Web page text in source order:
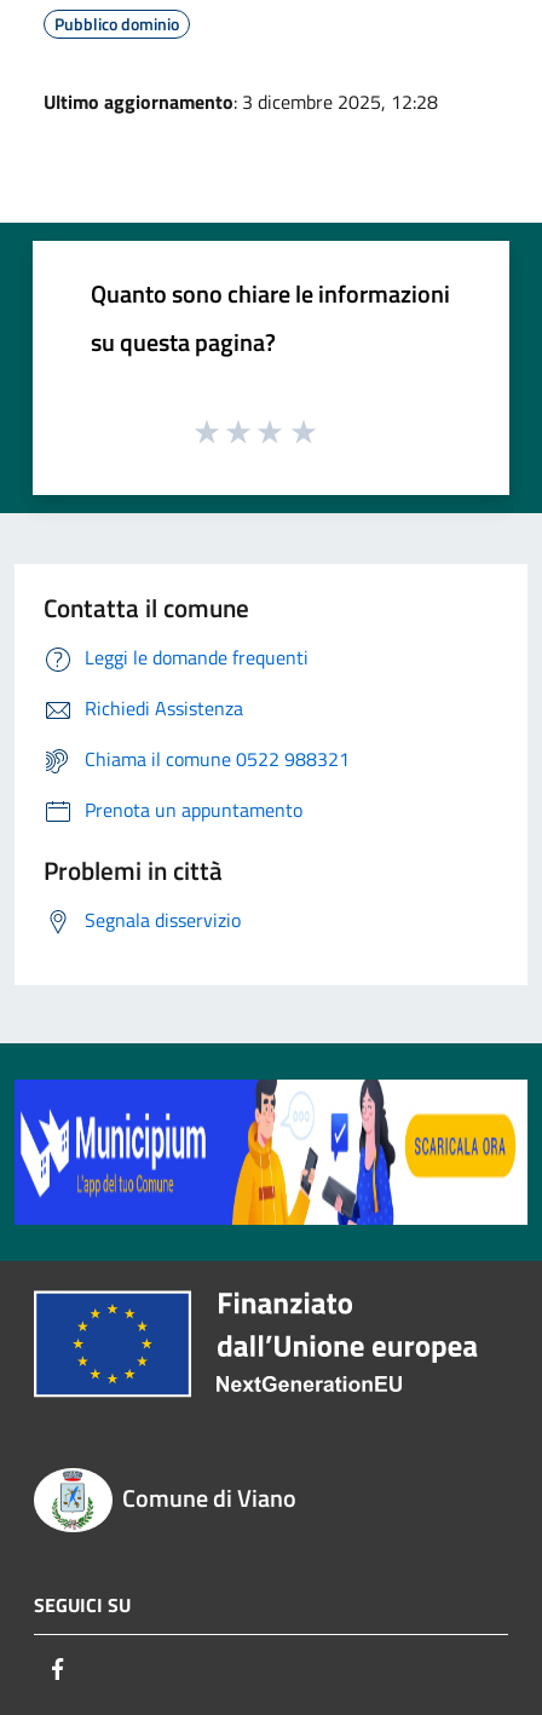
Pubblico dominio
Ultimo aggiornamento: 3 dicembre 2025, 12:28
Quanto sono chiare le informazioni
su questa pagina?
Contatta il comune
Leggi le domande frequenti
Richiedi Assistenza
Chiama il comune 0522 988321
Prenota un appuntamento
Problemi in città
Segnala disservizio
Comune di Viano
SEGUICI SU